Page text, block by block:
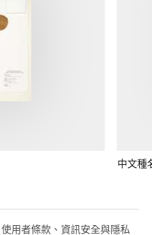
中文種
使用者條款、資訊安全與隱私